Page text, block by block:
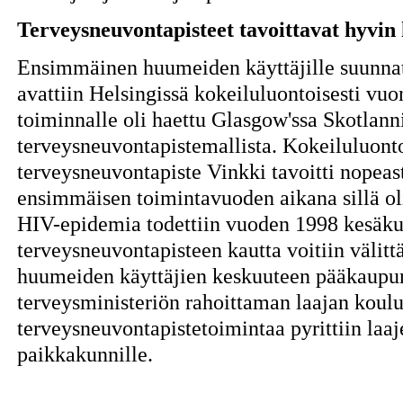
Terveysneuvontapisteet tavoittavat
Ensimmäinen huumeiden käyttäjille
avattiin Helsingissä kokeiluluontoisesti
toiminnalle oli haettu Glasgow'ssa
terveysneuvontapistemallista.
terveysneuvontapiste Vinkki tavoitti
ensimmäisen toimintavuoden aikana sillä
HIV-epidemia todettiin vuoden 1998
terveysneuvontapisteen kautta voitiin
huumeiden käyttäjien keskuuteen
terveysministeriön rahoittaman laajan
terveysneuvontapistetoimintaa pyrittiin
paikkakunnille.